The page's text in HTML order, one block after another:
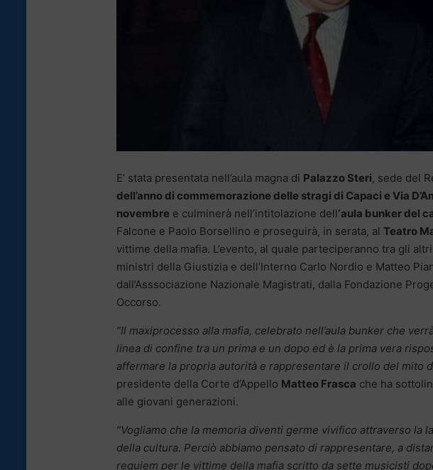
E’ stata presentata nell’aula magna di Palazzo Steri, sede del
dell’anno di commemorazione delle stragi di Capaci e Via
novembre e culminerà nell’intitolazione dell‘aula bunker del
Falcone e Paolo Borsellino e proseguirà, in serata, al Teatro
vittime della mafia. L’evento, al quale parteciperanno tra gli
ministri della Giustizia e dell’Interno Carlo Nordio e Matteo
dall’Asssociazione Nazionale Magistrati, dalla Fondazione
Occorso.
“Il maxiprocesso alla mafia, celebrato nell’aula bunker che
linea di confine tra un prima e un dopo ed è la prima vera
affermare la propria autorità e rappresentare il crollo del mito
presidente della Corte d’Appello Matteo Frasca che ha
alle giovani generazioni.
“Vogliamo che la memoria diventi germe vivifico attraverso la
della cultura. Perciò abbiamo pensato di rappresentare, a
requiem per le vittime della mafia scritto da sette musicisti